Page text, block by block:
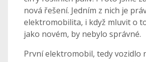
nová řešení. Jedním z nich je
elektromobilita, i když mluvit o
jako novém, by nebylo správné.
První elektromobil, tedy vozidlo